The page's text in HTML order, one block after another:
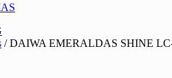
/ DAIWA EMERALDAS SHINE